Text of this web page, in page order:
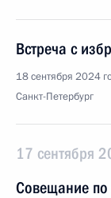
Встреча с
18 сентября 2024
Санкт-Петербург
17 сентября
Совещание по